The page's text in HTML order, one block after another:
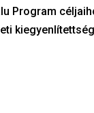
Program